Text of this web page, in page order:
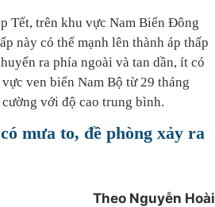
Tết, trên khu vực Nam Biển Đông
này có thể mạnh lên thành áp thấp
ra phía ngoài và tan dần, ít có
ven biển Nam Bộ từ 29 tháng
với độ cao trung bình.
mưa to, đề phòng xảy ra
Theo Nguyễn Hoài